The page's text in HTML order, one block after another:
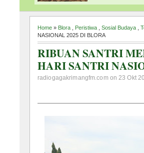
Home » Blora Peristiwa Sosial Budaya
NASIONAL 2025 DI BLORA
RIBUAN SANTRI
HARI SANTRI
radiogagakrimangfm.com on 23 Okt